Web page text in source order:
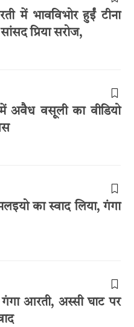
में भावविभोर हुईं टीना
प्रिया सरोज,
अवैध वसूली का वीडियो
का स्वाद लिया, गंगा
आरती, अस्सी घाट पर